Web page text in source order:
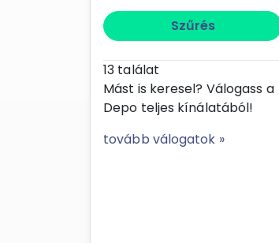
Szűrés
13 találat
Mást is keresel? Válogass a
Depo teljes kínálatából!
tovább válogatok »